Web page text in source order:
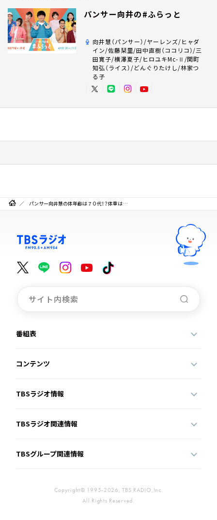
パンサー向井の#ふらっと
向井慧（パンサー）/ヤーレンズ/ヒャダ
イン/佐藤栞里/田中直樹（ココリコ）/三
田寛子/横澤夏子/ヒロユキMc-Ⅱ/関町
知弘（ライス）/どんぐりたけし/林家つ
る子
パンサー向井慧の体年齢は７０代！？体重は…
番組表
コンテンツ
TBSラジオ情報
TBSラジオ関連情報
TBSグループ関連情報
Copyright© 1995-2026, TBS RADIO,Inc.
All Rights Reserved.